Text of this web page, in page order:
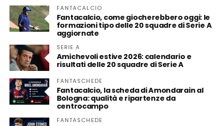
FANTACALCIO
Fantacalcio, come giocherebbero oggi: le
formazioni tipo delle 20 squadre di Serie A
aggiornate
SERIE A
Amichevoli estive 2026: calendario e
risultati delle 20 squadre di Serie A
FANTASCHEDE
Fantacalcio, la scheda di Amondarain al
Bologna: qualità e ripartenze da
centrocampo
FANTASCHEDE